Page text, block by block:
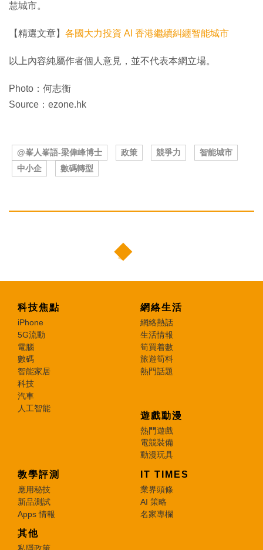
慧城市。
【精選文章】 各國大力投資 AI 香港繼續糾纏智能城市
以上內容純屬作者個人意見，並不代表本網立場。
Photo：何志衡
Source：ezone.hk
@峯人峯語-梁偉峰博士 政策 競爭力
智能城市
中小企
數碼轉型
科技焦點
iPhone
5G流動
電腦
數碼
智能家居
科技
汽車
人工智能
網絡生活
網絡熱話
生活情報
筍買着數
旅遊筍料
熱門話題
遊戲動漫
熱門遊戲
電競裝備
動漫玩具
教學評測
應用秘技
新品測試
Apps 情報
IT TIMES
業界頭條
AI 策略
名家專欄
其他